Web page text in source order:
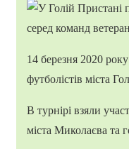
14 березня 2020
футболістів міста
В турнірі взяли
міста Миколаєва та